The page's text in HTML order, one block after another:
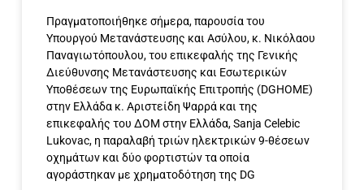
Πραγματοποιήθηκε σήμερα, παρουσία του
Υπουργού Μετανάστευσης και Ασύλου, κ. Νικόλαου
Παναγιωτόπουλου, του επικεφαλής της Γενικής
Διεύθυνσης Μετανάστευσης και Εσωτερικών
Υποθέσεων της Ευρωπαϊκής Επιτροπής (DGHOME)
στην Ελλάδα κ. Αριστείδη Ψαρρά και της
επικεφαλής του ΔΟΜ στην Ελλάδα, Sanja Celebic
Lukovac, η παραλαβή τριών ηλεκτρικών 9-θέσεων
οχημάτων και δύο φορτιστών τα οποία
αγοράστηκαν με χρηματοδότηση της DG